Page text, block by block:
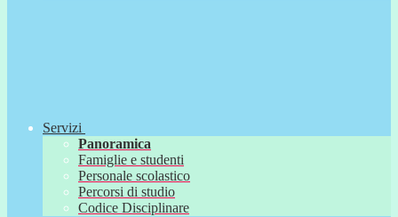
Servizi
Panoramica
Famiglie e studenti
Personale scolastico
Percorsi di studio
Codice Disciplinare